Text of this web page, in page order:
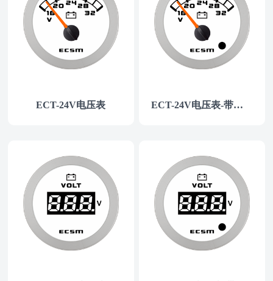
ECT-24V电压表 ECT-24V电压表-带报警